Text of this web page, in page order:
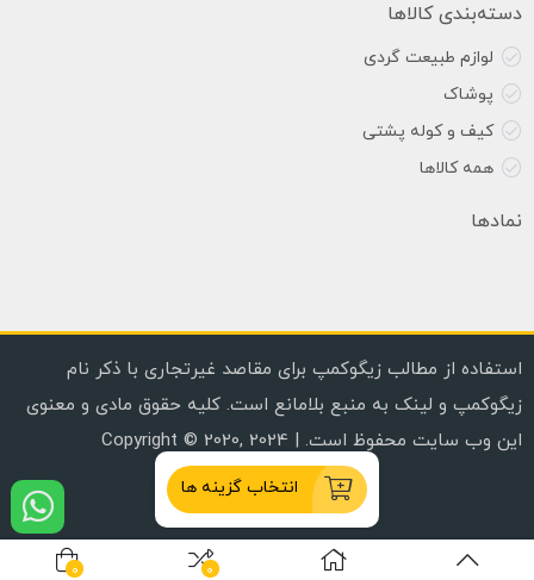
دسته‌بندی کالاها
لوازم طبیعت گردی
پوشاک
کیف و کوله پشتی
همه کالاها
نمادها
استفاده از مطالب زیگوکمپ برای مقاصد غیرتجاری با ذکر نام
زیگوکمپ و لینک به منبع بلامانع است. کلیه حقوق مادی و معنوی
این وب سایت محفوظ است. | Copyright © 2020, 2024
انتخاب گزینه ها
0
0